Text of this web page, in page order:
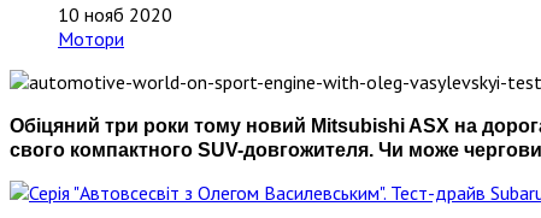
10 нояб 2020
Мотори
Обіцяний три роки тому новий Mitsubishi ASX на
свого компактного SUV-довгожителя. Чи може